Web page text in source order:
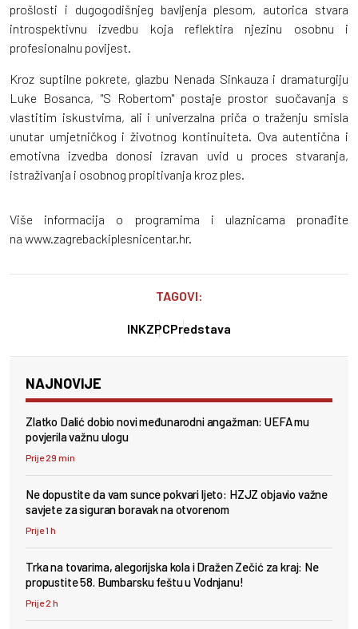
prošlosti i dugogodišnjeg bavljenja plesom, autorica stvara
introspektivnu izvedbu koja reflektira njezinu osobnu i
profesionalnu povijest.
Kroz suptilne pokrete, glazbu Nenada Sinkauza i dramaturgiju
Luke Bosanca, "S Robertom" postaje prostor suočavanja s
vlastitim iskustvima, ali i univerzalna priča o traženju smisla
unutar umjetničkog i životnog kontinuiteta. Ova autentična i
emotivna izvedba donosi izravan uvid u proces stvaranja,
istraživanja i osobnog propitivanja kroz ples.
Više informacija o programima i ulaznicama pronađite
na www.zagrebackiplesnicentar.hr.
TAGOVI:
INKZPCPredstava
NAJNOVIJE
Zlatko Dalić dobio novi međunarodni angažman: UEFA mu
povjerila važnu ulogu
Prije 29 min
Ne dopustite da vam sunce pokvari ljeto: HZJZ objavio važne
savjete za siguran boravak na otvorenom
Prije 1 h
Trka na tovarima, alegorijska kola i Dražen Zečić za kraj: Ne
propustite 58. Bumbarsku feštu u Vodnjanu!
Prije 2 h